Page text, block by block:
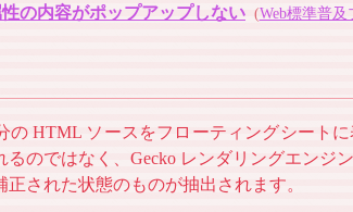
の内容がポップアップしない (Web標準普及
の HTML ソースをフローティングシート
るのではなく、Gecko レンダリングエンジ
正された状態のものが抽出されます。